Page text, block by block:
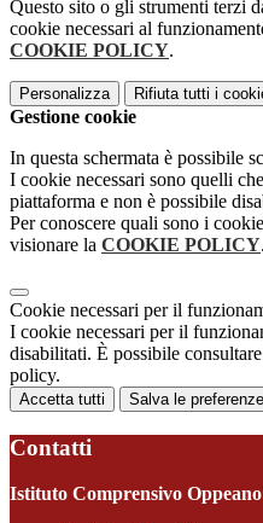
Questo sito o gli strumenti terzi
cookie necessari al
COOKIE POLICY.
Personalizza Rifiuta tutti i
Gestione cookie
In questa schermata è possibile
I cookie necessari sono quelli
piattaforma e non è possibile
Per conoscere quali sono i
visionare la COOKIE POLICY.
Cookie necessari per il
I cookie necessari per il
disabilitati. È possibile
policy.
Accetta tutti Salva le preferenze
Contatti
Istituto Comprensivo